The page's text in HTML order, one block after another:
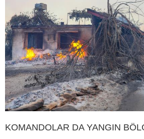
KOMANDOLAR DA YANGIN